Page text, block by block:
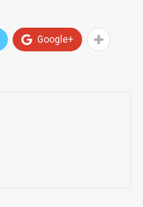
Google+